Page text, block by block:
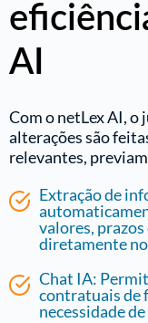
AI
Com o netLex AI, o
alterações são
relevantes,
Extração de
valores, prazos
diretamente
Chat IA:
contratuais de
necessidade